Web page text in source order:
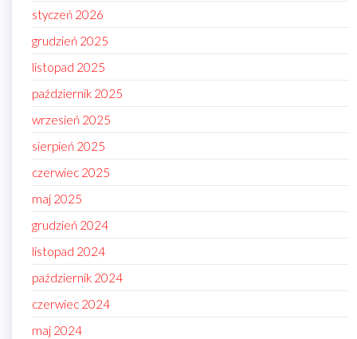
styczeń 2026
grudzień 2025
listopad 2025
październik 2025
wrzesień 2025
sierpień 2025
czerwiec 2025
maj 2025
grudzień 2024
listopad 2024
październik 2024
czerwiec 2024
maj 2024